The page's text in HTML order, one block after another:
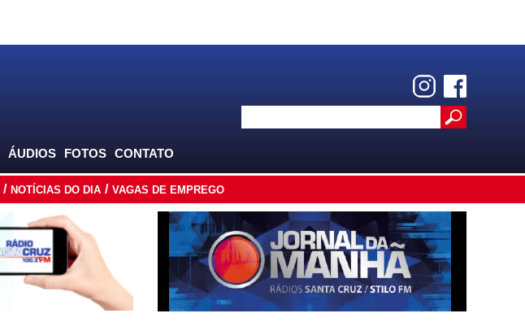
ÁUDIOS FOTOS CONTATO
NOTÍCIAS DO DIA VAGAS DE EMPREGO